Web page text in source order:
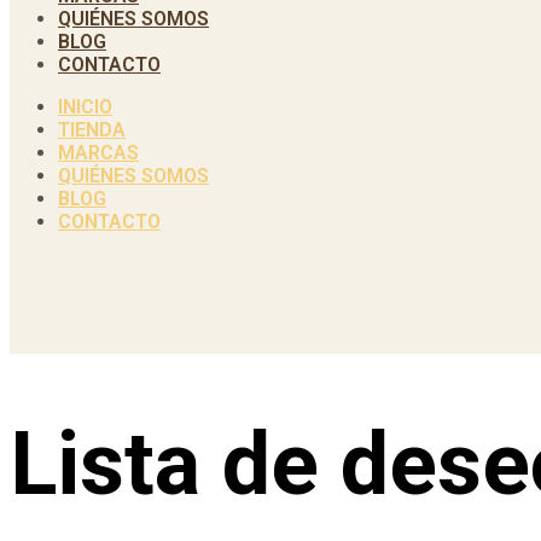
QUIÉNES SOMOS
BLOG
CONTACTO
INICIO
TIENDA
MARCAS
QUIÉNES SOMOS
BLOG
CONTACTO
Lista de